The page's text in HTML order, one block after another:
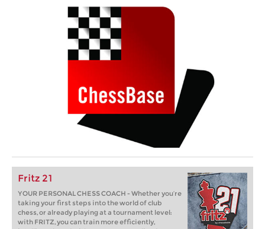
Fritz 21
YOUR PERSONAL CHESS COACH - Whether you’re
taking your first steps into the world of club
chess, or already playing at a tournament level:
with FRITZ, you can train more efficiently,